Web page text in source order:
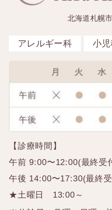
北海道札幌
アレルギー科 小児
【診療時間】
午前 9:00〜12:00(最終受
午後 14:00〜17:30(最終
★土曜日 13:00～